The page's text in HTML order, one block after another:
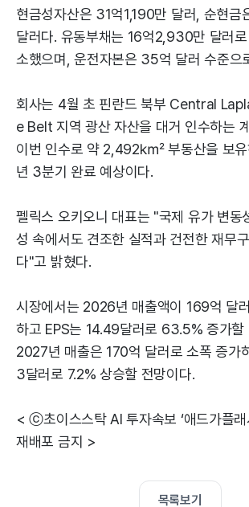
현금성자산은 31억1,190만 달러, 순현
달러다. 유동부채는 16억2,930만 달러
소했으며, 운전자본은 35억 달러 수준으
회사는 4월 초 핀란드 북부 Central
e Belt 지역 광산 자산을 대거 인수하는
이번 인수로 약 2,492㎢ 부동산을 보
년 3분기 완료 예상이다.
펠릭스 오키오니 대표는 "국제 유가 변동
성 속에서도 견조한 실적과 건전한 재무
다"고 밝혔다.
시장에서는 2026년 매출액이 169억 달
하고 EPS는 14.49달러로 63.5% 증가할
2027년 매출은 170억 달러로 소폭 증가
3달러로 7.2% 상승할 전망이다.
< ⓒ초이스스탁 AI 투자속보 ‘애드가플
재배포 금지 >
목록보기